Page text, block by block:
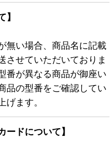
】
無い場合、商品名に記載
させていただいておりま
番が異なる商品が御座い
品の型番をご確認してい
げます。
ードについて】